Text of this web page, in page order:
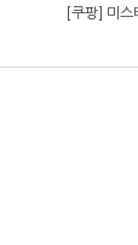
[쿠팡] 미